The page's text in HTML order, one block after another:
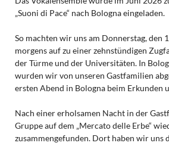
„Suoni di Pace“ nach Bologna eingeladen.
So machten wir uns am Donnerstag, den
morgens auf zu einer zehnstündigen
der Türme und der Universitäten. In
wurden wir von unseren Gastfamilien
ersten Abend in Bologna beim Erkunden
Nach einer erholsamen Nacht in der
Gruppe auf dem „Mercato delle Erbe“
zusammengefunden. Dort haben wir uns